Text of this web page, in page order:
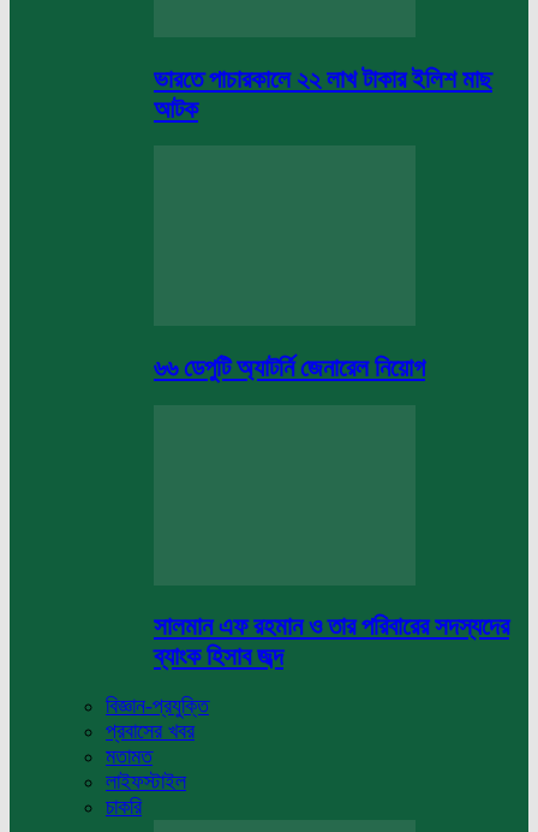
ভারতে পাচারকালে ২২ লাখ টাকার ইলিশ মাছ
আটক
৬৬ ডেপুটি অ্যাটর্নি জেনারেল নিয়োগ
সালমান এফ রহমান ও তার পরিবারের সদস্যদের
ব্যাংক হিসাব জব্দ
বিজ্ঞান-প্রযুক্তি
প্রবাসের খবর
মতামত
লাইফস্টাইল
চাকরি